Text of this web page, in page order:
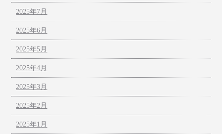
2025年7月
2025年6月
2025年5月
2025年4月
2025年3月
2025年2月
2025年1月